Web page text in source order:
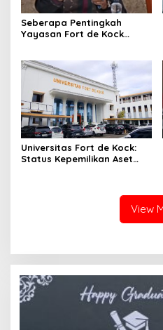
Seberapa Pentingkah
Yayasan Fort de Kock
Jam Gadang?
Universitas Fort de Kock:
Status Kepemilikan Aset
Nomor 2108/K/Pdt/2022View